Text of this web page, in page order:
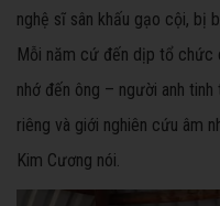
nghệ sĩ sân khấu gạo cội, bị
Mỗi năm cứ đến dịp tổ chức
nhớ đến ông – người anh
riêng và giới nghiên cứu âm
Kim Cương nói.